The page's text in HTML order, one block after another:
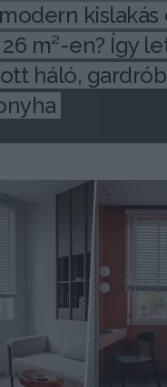
kislakás
m²-en? Így
háló,